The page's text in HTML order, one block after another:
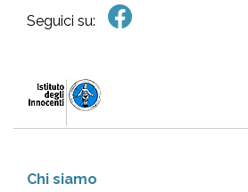
Seguici su:
Chi siamo